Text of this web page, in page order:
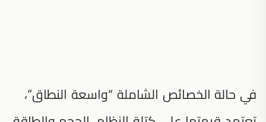
في حالة الخصائص الشاملة “واسعة النطاق”،